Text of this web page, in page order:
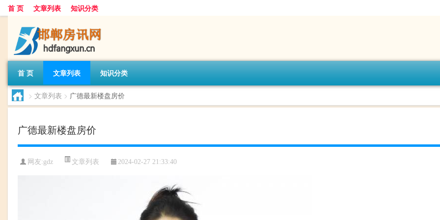
首 页 文章列表 知识分类
首 页 文章列表 知识分类
> 文章列表 > 广德最新楼盘房价
广德最新楼盘房价
网友:gdz 文章列表 2024-02-27 21:33:40